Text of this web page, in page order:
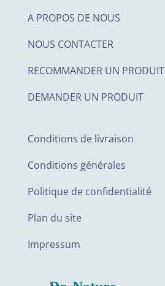
A PROPOS DE NOUS
NOUS CONTACTER
RECOMMANDER UN PRODUIT
DEMANDER UN PRODUIT
Conditions de livraison
Conditions générales
Politique de confidentialité
Plan du site
Impressum